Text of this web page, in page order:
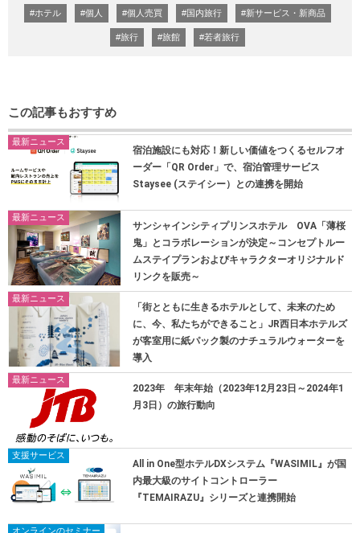
#ホテル #個人 #個人売買 #国内旅行 #新サービス・新商品
#旅行 #旅館 #若者旅行
この記事もおすすめ
最新ニュース
宿泊施設にも対応！新しい価値をつくるセルフオ
ーダー「QR Order」で、宿泊管理サービス
Staysee (ステイシー）との連携を開始
最新ニュース
サンシャインシティプリンスホテル OVA「薄桜
鬼」とコラボレーションが決定～コンセプトルー
ムステイプランおよびキャラクターオリジナルド
リンクを販売～
最新ニュース
「街とともに生きるホテルとして、未来のため
に、今、私たちができること」JR西日本ホテルズ
が客室用に紙パック製のナチュラルウォーターを
導入
最新ニュース
2023年 年末年始（2023年12月23日～2024年1
月3日）の旅行動向
支援サービス
All in One型ホテルDXシステム『WASIMIL』が国
内最大級のサイトコントローラー
『TEMAIRAZU』シリーズと連携開始